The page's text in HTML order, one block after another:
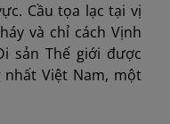
Cầu tọa lạc tại vị
và chỉ cách Vịnh
sản Thế giới được
nhất Việt Nam, một